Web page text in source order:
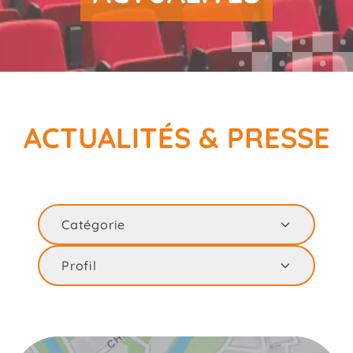
ACTUALITÉS & PRESSE
Catégorie
Profil